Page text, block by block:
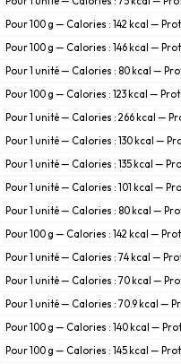
Pour 100 g — Calories : 142 kcal —
Pour 100 g — Calories : 146 kcal —
Pour 1 unité — Calories : 80 kcal —
Pour 100 g — Calories : 123 kcal —
Pour 1 unité — Calories : 266 kcal —
Pour 1 unité — Calories : 130 kcal —
Pour 1 unité — Calories : 135 kcal —
Pour 1 unité — Calories : 101 kcal —
Pour 1 unité — Calories : 80 kcal —
Pour 100 g — Calories : 142 kcal —
Pour 1 unité — Calories : 74 kcal —
Pour 1 unité — Calories : 70 kcal —
Pour 1 unité — Calories : 70.9 kcal —
Pour 100 g — Calories : 140 kcal —
Pour 100 g — Calories : 145 kcal —